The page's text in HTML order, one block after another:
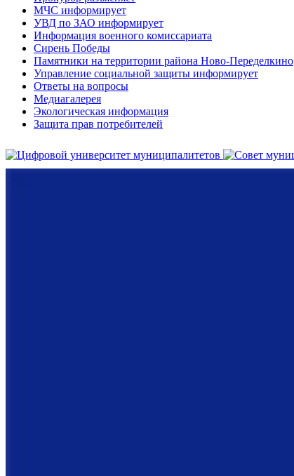
МЧС информирует
УВД по ЗАО информирует
Информация военного комиссариата
Сирень Победы
Памятники на территории района Ново-Переделкино
Управление социальной защиты информирует
Ответы на вопросы
Медиагалерея
Экологическая информация
Защита прав потребителей